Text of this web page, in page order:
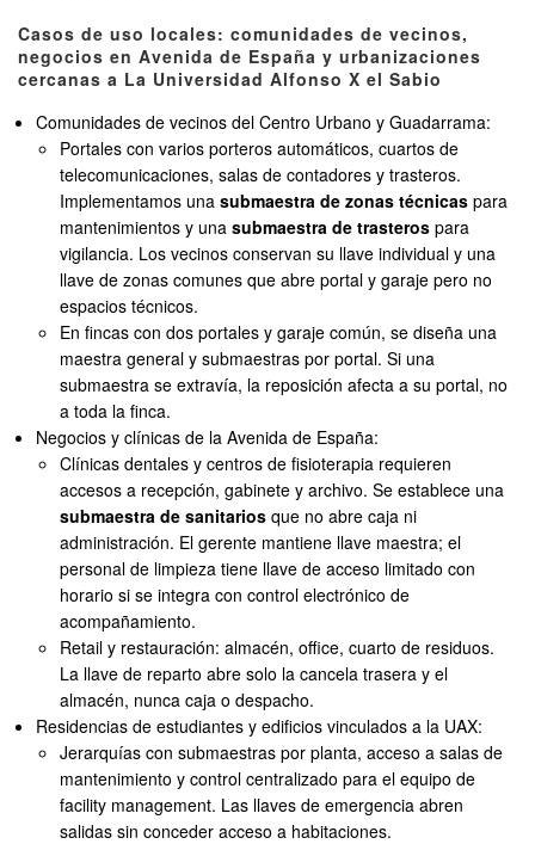
Casos de uso locales: comunidades de vecinos,
negocios en Avenida de España y urbanizaciones
cercanas a La Universidad Alfonso X el Sabio
Comunidades de vecinos del Centro Urbano y Guadarrama:
Portales con varios porteros automáticos, cuartos de
telecomunicaciones, salas de contadores y trasteros.
Implementamos unasubmaestra de zonas técnicas para
mantenimientos y unasubmaestra de trasteros para
vigilancia. Los vecinos conservan su llave individual y una
llave de zonas comunes que abre portal y garaje pero no
espacios técnicos.
En fincas con dos portales y garaje común, se diseña una
maestra general y submaestras por portal. Si una
submaestra se extravía, la reposición afecta a su portal, no
a toda la finca.
Negocios y clínicas de la Avenida de España:
Clínicas dentales y centros de fisioterapia requieren
accesos a recepción, gabinete y archivo. Se establece una
submaestra de sanitarios que no abre caja ni
administración. El gerente mantiene llave maestra; el
personal de limpieza tiene llave de acceso limitado con
horario si se integra con control electrónico de
acompañamiento.
Retail y restauración: almacén, office, cuarto de residuos.
La llave de reparto abre solo la cancela trasera y el
almacén, nunca caja o despacho.
Residencias de estudiantes y edificios vinculados a la UAX:
Jerarquías con submaestras por planta, acceso a salas de
mantenimiento y control centralizado para el equipo de
facility management. Las llaves de emergencia abren
salidas sin conceder acceso a habitaciones.